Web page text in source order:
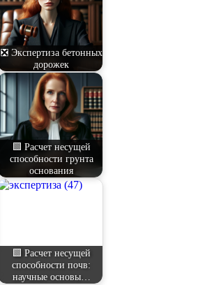
❎ Экспертиза бетонных
дорожек
🟩 Расчет несущей
способности грунта
основания
🟩 Расчет несущей
способности почв:
научные основы…